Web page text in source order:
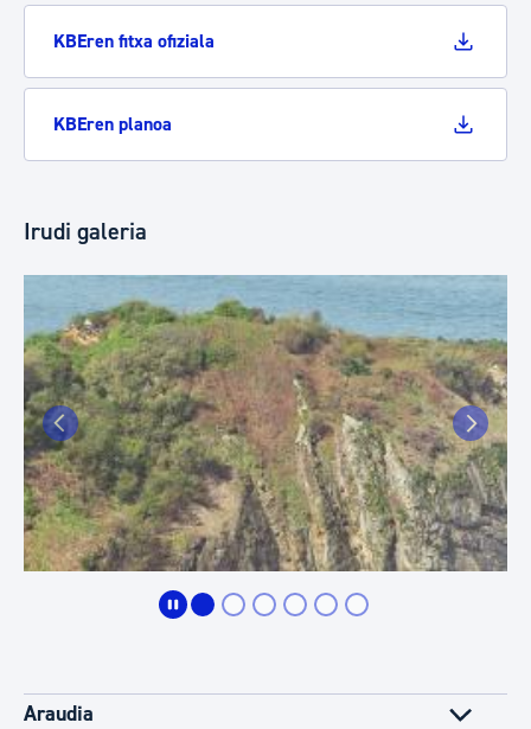
KBEren fitxa ofiziala
KBEren planoa
Irudi galeria
Araudia